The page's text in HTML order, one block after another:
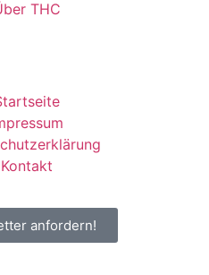
THC
Kontakt
anfordern!